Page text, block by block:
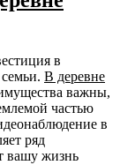
в
В деревне
важны,
частью
в
ряд
вашу жизнь